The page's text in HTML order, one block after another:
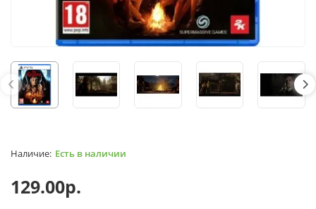
Есть в наличии
129.00р.